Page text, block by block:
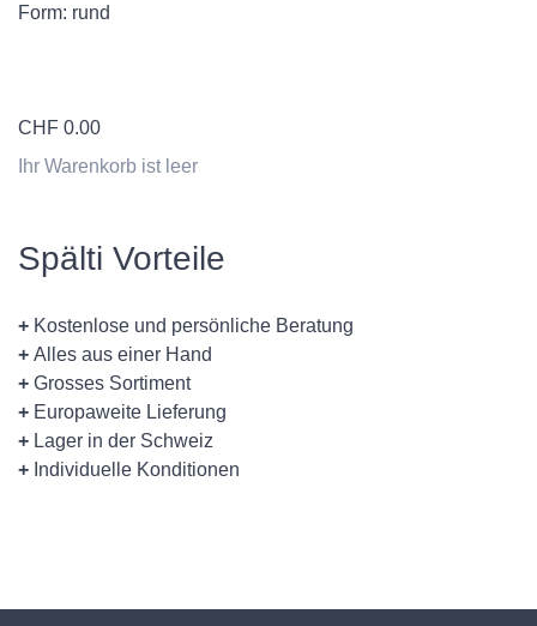
Form: rund
CHF 0.00
Ihr Warenkorb ist leer
Spälti Vorteile
+ Kostenlose und persönliche Beratung
+ Alles aus einer Hand
+ Grosses Sortiment
+ Europaweite Lieferung
+ Lager in der Schweiz
+ Individuelle Konditionen